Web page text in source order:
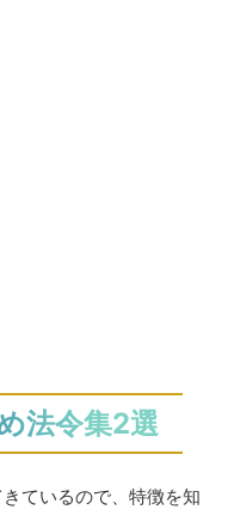
法令集2選
ているので、特徴を知